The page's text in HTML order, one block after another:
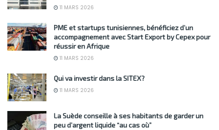
11 MARS 2026
PME et startups tunisiennes, bénéficiez d’un
accompagnement avec Start Export by Cepex pour
réussir en Afrique
11 MARS 2026
Qui va investir dans la SITEX?
11 MARS 2026
La Suède conseille à ses habitants de garder un
peu d’argent liquide “au cas où”